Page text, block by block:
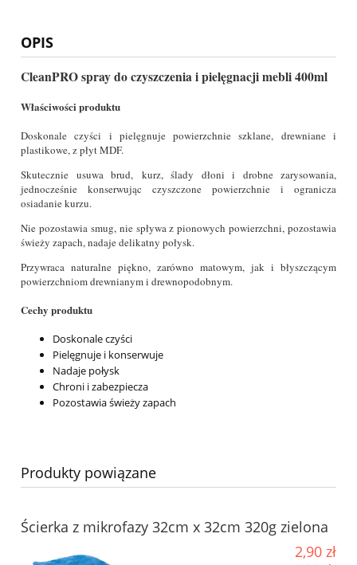
OPIS
CleanPRO spray do czyszczenia i pielęgnacji mebli 400ml
Właściwości produktu
Doskonale czyści i pielęgnuje powierzchnie szklane, drewniane i
plastikowe, z płyt MDF.
Skutecznie usuwa brud, kurz, ślady dłoni i drobne zarysowania,
jednocześnie konserwując czyszczone powierzchnie i ogranicza
osiadanie kurzu.
Nie pozostawia smug, nie spływa z pionowych powierzchni, pozostawia
świeży zapach, nadaje delikatny połysk.
Przywraca naturalne piękno, zarówno matowym, jak i błyszczącym
powierzchniom drewnianym i drewnopodobnym.
Cechy produktu
Doskonale czyści
Pielęgnuje i konserwuje
Nadaje połysk
Chroni i zabezpiecza
Pozostawia świeży zapach
Produkty powiązane
Ścierka z mikrofazy 32cm x 32cm 320g zielona
2,90 zł